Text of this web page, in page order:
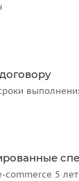
commerce 5